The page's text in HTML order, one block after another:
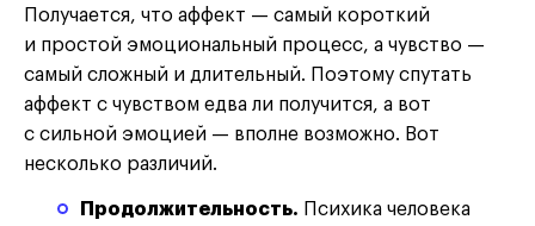
Получается, что аффект — самый короткий
и простой эмоциональный процесс, а чувство —
самый сложный и длительный. Поэтому спутать
аффект с чувством едва ли получится, а вот
с сильной эмоцией — вполне возможно. Вот
несколько различий.
Продолжительность. Психика человека